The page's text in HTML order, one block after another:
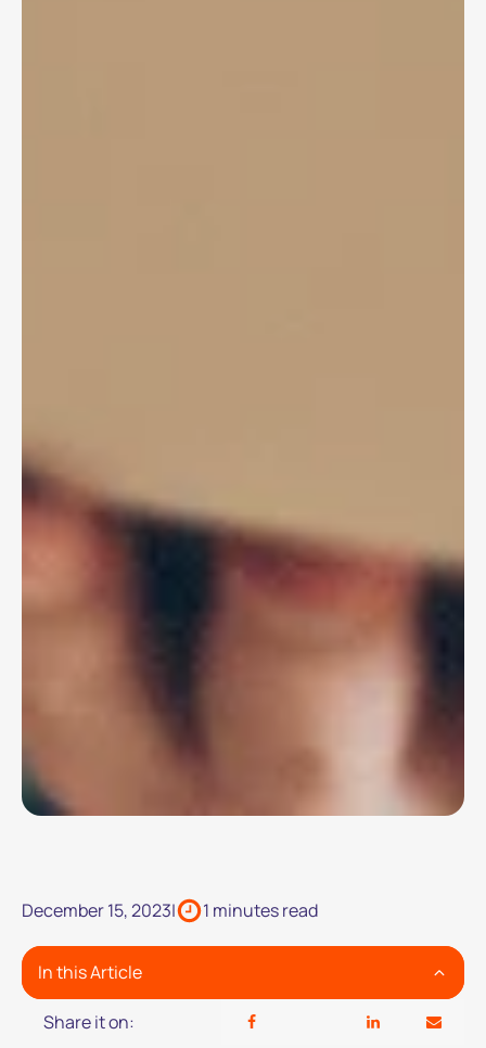
December 15, 2023| 1 minutes read
In this Article
Share it on: